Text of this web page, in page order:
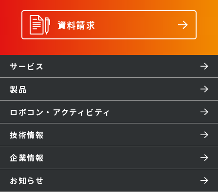
資料請求
サービス
製品
ロボコン・アクティビティ
技術情報
企業情報
お知らせ